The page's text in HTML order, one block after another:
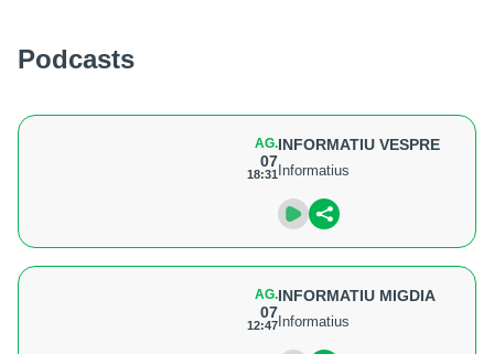
Podcasts
AG.
07
18:31
INFORMATIU VESPRE
Informatius
AG.
07
12:47
INFORMATIU MIGDIA
Informatius